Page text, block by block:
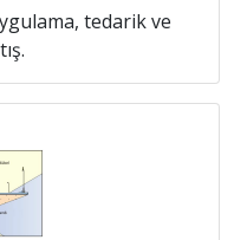
tedarik ve